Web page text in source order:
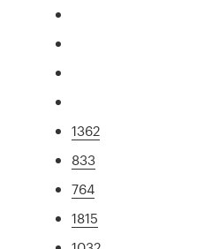
1362
833
764
1815